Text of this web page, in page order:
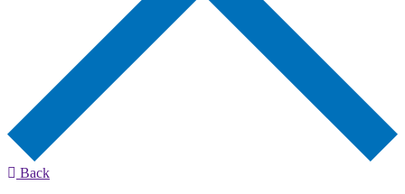
Back